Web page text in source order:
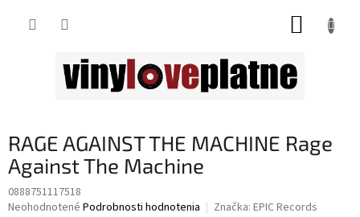
RAGE AGAINST THE MACHINE Rage
Against The Machine
0888751117518
Priemerné
Neohodnotené Podrobnosti hodnotenia Značka: EPIC Records